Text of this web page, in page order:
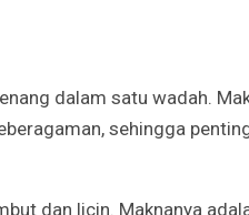
dalam satu wadah.
sehingga
dan licin. Maknanya